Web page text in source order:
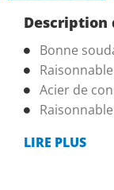
Bonne
Acier de
LIRE PLUS